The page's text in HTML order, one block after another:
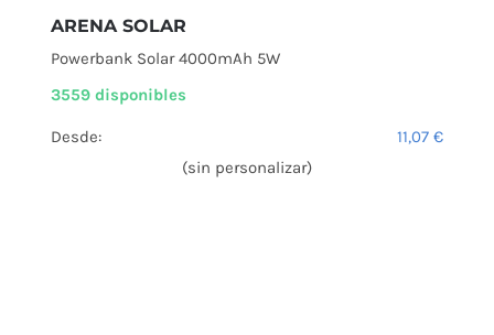
ARENA SOLAR
Powerbank Solar 4000mAh 5W
3559 disponibles
Desde: 11,07 €
(sin personalizar)